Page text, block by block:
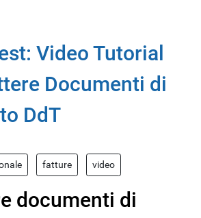
Video Tutorial
Documenti di
DdT
fatture video
documenti di